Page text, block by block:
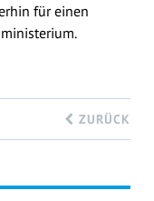
für einen
ZURÜCK